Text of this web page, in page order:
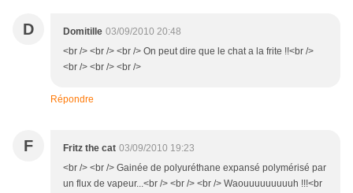
D Domitille 03/09/2010 20:48
<br /> <br /> <br /> On peut dire que le chat a la frite !!<br />
<br /> <br /> <br />
Répondre
F Fritz the cat 03/09/2010 19:23
<br /> <br /> Gainée de polyuréthane expansé polymérisé par
un flux de vapeur...<br /> <br /> <br /> Waouuuuuuuuuh !!!<br